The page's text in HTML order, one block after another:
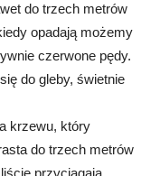
do trzech metrów
opadają możemy
czerwone pędy.
do gleby, świetnie
krzewu, który
do trzech metrów